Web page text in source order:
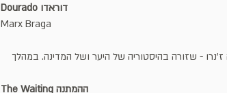
Dourado דוראדו
Marx Braga
- שזורה בהיסטוריה של היער ושל המדינה. במהלך
The Waiting ההמתנה